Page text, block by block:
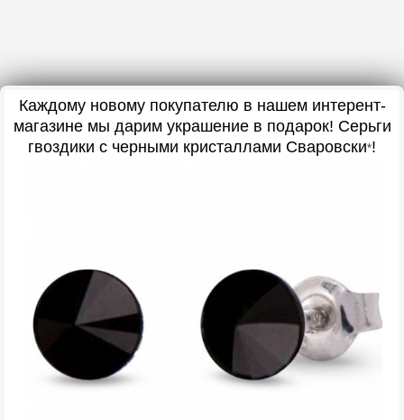
Каждому новому покупателю в нашем интерент-
магазине мы дарим украшение в подарок! Серьги
гвоздики с черными кристаллами Сваровски*!